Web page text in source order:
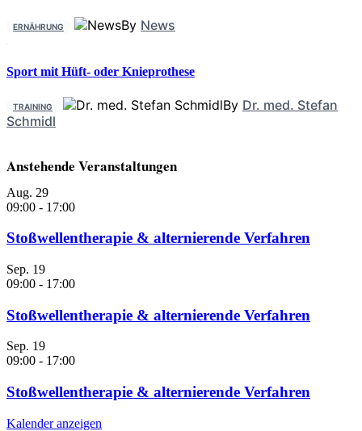
ERNÄHRUNG By News
Sport mit Hüft- oder Knieprothese
TRAINING By Dr. med. Stefan
Schmidl
Anstehende Veranstaltungen
Aug. 29
09:00 - 17:00
Stoßwellentherapie & alternierende Verfahren
Sep. 19
09:00 - 17:00
Stoßwellentherapie & alternierende Verfahren
Sep. 19
09:00 - 17:00
Stoßwellentherapie & alternierende Verfahren
Kalender anzeigen